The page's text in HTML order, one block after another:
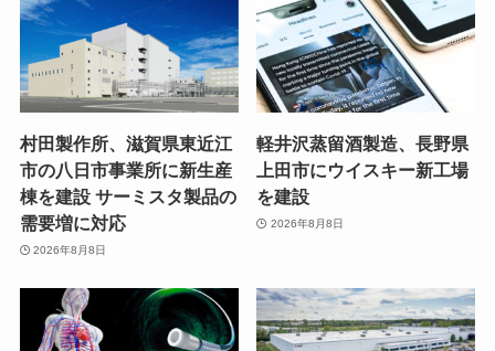
村田製作所、滋賀県東近江
市の八日市事業所に新生産
棟を建設 サーミスタ製品の
需要増に対応
2026年8月8日
軽井沢蒸留酒製造、長野県
上田市にウイスキー新工場
を建設
2026年8月8日